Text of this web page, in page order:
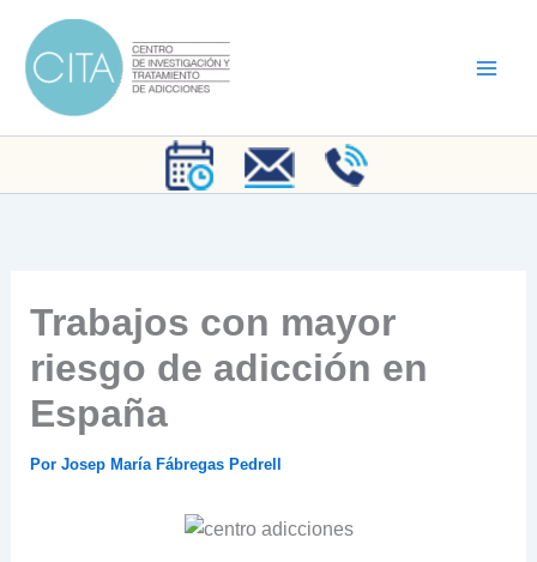
contenido
Trabajos con mayor
riesgo de adicción en
España
Por Josep María Fábregas Pedrell